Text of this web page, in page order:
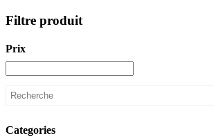
Filtre produit
Prix
Categories